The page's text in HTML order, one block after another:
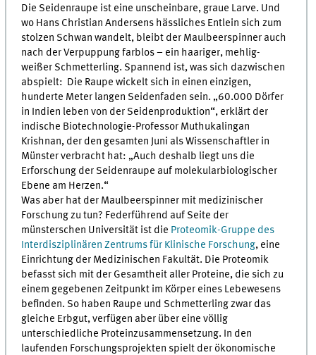
Die Seidenraupe ist eine unscheinbare, graue Larve. Und
wo Hans Christian Andersens hässliches Entlein sich zum
stolzen Schwan wandelt, bleibt der Maulbeerspinner auch
nach der Verpuppung farblos – ein haariger, mehlig-
weißer Schmetterling. Spannend ist, was sich dazwischen
abspielt: Die Raupe wickelt sich in einen einzigen,
hunderte Meter langen Seidenfaden sein. „60.000 Dörfer
in Indien leben von der Seidenproduktion“, erklärt der
indische Biotechnologie-Professor Muthukalingan
Krishnan, der den gesamten Juni als Wissenschaftler in
Münster verbracht hat: „Auch deshalb liegt uns die
Erforschung der Seidenraupe auf molekularbiologischer
Ebene am Herzen.“
Was aber hat der Maulbeerspinner mit medizinischer
Forschung zu tun? Federführend auf Seite der
münsterschen Universität ist die Proteomik-Gruppe des
Interdisziplinären Zentrums für Klinische Forschung, eine
Einrichtung der Medizinischen Fakultät. Die Proteomik
befasst sich mit der Gesamtheit aller Proteine, die sich zu
einem gegebenen Zeitpunkt im Körper eines Lebewesens
befinden. So haben Raupe und Schmetterling zwar das
gleiche Erbgut, verfügen aber über eine völlig
unterschiedliche Proteinzusammensetzung. In den
laufenden Forschungsprojekten spielt der ökonomische